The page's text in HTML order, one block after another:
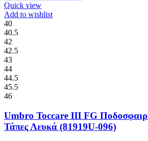
Quick view
Add to wishlist
40
40.5
42
42.5
43
44
44.5
45.5
46
Umbro Toccare III FG
Τάπες Λευκά (81919U-096)